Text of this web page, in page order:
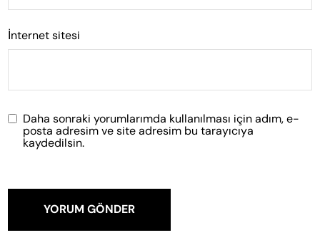
İnternet sitesi
Daha sonraki yorumlarımda kullanılması için adım, e-
posta adresim ve site adresim bu tarayıcıya
kaydedilsin.
YORUM GÖNDER